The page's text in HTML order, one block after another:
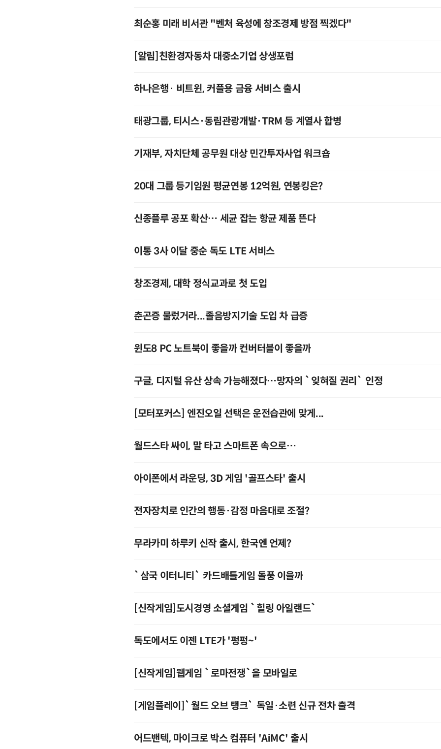
최순홍 미래 비서관 "벤처 육성에 창조경제 방점 찍겠다"
[알림]친환경자동차 대중소기업 상생포럼
하나은행· 비트윈, 커플용 금융 서비스 출시
태광그룹, 티시스·동림관광개발·TRM 등 계열사 합병
기재부, 자치단체 공무원 대상 민간투자사업 워크숍
20대 그룹 등기임원 평균연봉 12억원, 연봉킹은?
신종플루 공포 확산… 세균 잡는 항균 제품 뜬다
이통 3사 이달 중순 독도 LTE 서비스
창조경제, 대학 정식교과로 첫 도입
춘곤증 물렀거라...졸음방지기술 도입 차 급증
윈도8 PC 노트북이 좋을까 컨버터블이 좋을까
구글, 디지털 유산 상속 가능해졌다…망자의 `잊혀질 권리` 인정
[모터포커스] 엔진오일 선택은 운전습관에 맞게...
월드스타 싸이, 말 타고 스마트폰 속으로…
아이폰에서 라운딩, 3D 게임 '골프스타' 출시
전자장치로 인간의 행동·감정 마음대로 조절?
무라카미 하루키 신작 출시, 한국엔 언제?
`삼국 이터니티` 카드배틀게임 돌풍 이을까
[신작게임]도시경영 소셜게임 `힐링 아일랜드`
독도에서도 이젠 LTE가 '펑펑~'
[신작게임]웹게임 `로마전쟁`을 모바일로
[게임플레이]`월드 오브 탱크` 독일·소련 신규 전차 출격
어드밴텍, 마이크로 박스 컴퓨터 'AiMC' 출시